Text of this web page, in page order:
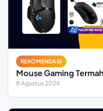
REKOMENDASI
Mouse Gaming
8 Agustus 2024